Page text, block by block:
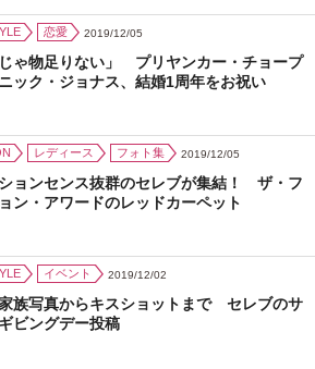
恋愛 2019/12/05
じゃ物足りない」 プリヤンカー・チョープ
ック・ジョナス、結婚1周年をお祝い
レディース フォト集 2019/12/05
ョンセンス抜群のセレブが集結！ ザ・フ
ン・アワードのレッドカーペット
イベント 2019/12/02
族写真からキスショットまで セレブのサ
ビングデー投稿